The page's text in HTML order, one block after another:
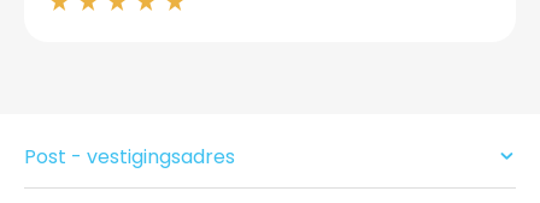
Post - vestigingsadres